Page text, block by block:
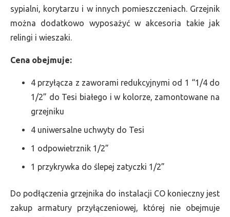
sypialni, korytarzu i w innych pomieszczeniach. Grzejnik
można dodatkowo wyposażyć w akcesoria takie jak
relingi i wieszaki.
Cena obejmuje:
4 przyłącza z zaworami redukcyjnymi od 1 “1/4 do
1/2” do Tesi białego i w kolorze, zamontowane na
grzejniku
4 uniwersalne uchwyty do Tesi
1 odpowietrznik 1/2”
1 przykrywka do ślepej zatyczki 1/2”
Do podłączenia grzejnika do instalacji CO konieczny jest
zakup armatury przyłączeniowej, której nie obejmuje